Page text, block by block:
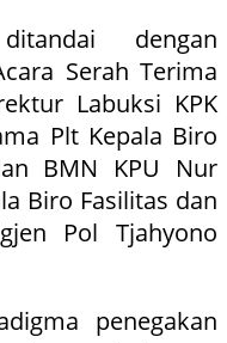
dengan
Serah Terima
Labuksi KPK
Plt Kepala Biro
BMN KPU Nur
Biro Fasilitas dan
Pol Tjahyono
penegakan